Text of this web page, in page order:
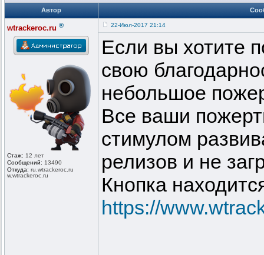
Автор
wtrackeroc.ru ®
Стаж: 12 лет
Сообщений: 13490
Откуда: ru.wtrackeroc.ru
w.wtrackeroc .ru
22-Июл-2017 21:14
Если вы хотите
свою
небольшое
Все ваши
стимулом
релизов и не
Кнопка
https://